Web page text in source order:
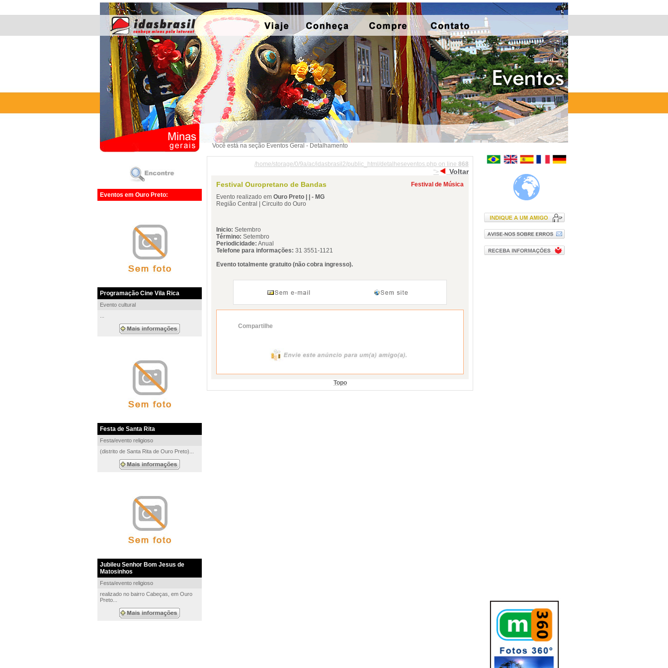
Eventos em Ouro Preto:
Programação Cine Vila Rica
Evento cultural
Festa de Santa Rita
Festa/evento religioso
(distrito de Santa Rita de Ouro Preto)...
Jubileu Senhor Bom Jesus de
Matosinhos
Festa/evento religioso
realizado no bairro Cabeças, em Ouro
Preto...
Você está na seção Eventos Geral - Detalhamento
/home/storage/0/9a/ac/idasbrasil2/public_html/detalheseventos.php on line 868
">
Voltar
Festival Ouropretano de Bandas
Festival de Música
Evento realizado em Ouro Preto | | - MG
Região Central | Circuito do Ouro
Inicio: Setembro
Término: Setembro
Periodicidade: Anual
Telefone para informações: 31 3551-1121
Evento totalmente gratuito (não cobra ingresso).
Compartilhe
Topo